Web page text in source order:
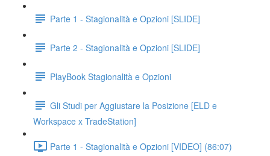
Parte 1 - Stagionalità e Opzioni [SLIDE]
Parte 2 - Stagionalità e Opzioni [SLIDE]
PlayBook Stagionalità e Opzioni
Gli Studi per Aggiustare la Posizione [ELD e
Workspace x TradeStation]
Parte 1 - Stagionalità e Opzioni [VIDEO] (86:07)